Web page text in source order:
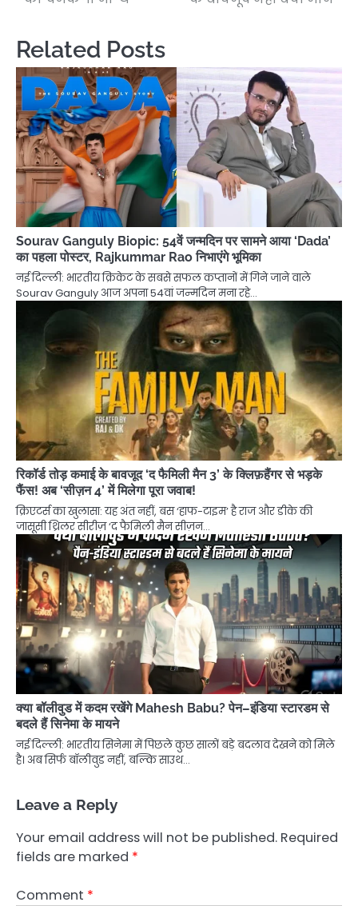
Related Posts
Sourav Ganguly Biopic: 54वें जन्मदिन पर सामने आया ‘Dada’
का पहला पोस्टर, Rajkummar Rao निभाएंगे भूमिका
नई दिल्ली: भारतीय क्रिकेट के सबसे सफल कप्तानों में गिने जाने वाले
Sourav Ganguly आज अपना 54वां जन्मदिन मना रहे…
रिकॉर्ड तोड़ कमाई के बावजूद ‘द फैमिली मैन 3’ के क्लिफ़हैंगर से भड़के
फैंस! अब ‘सीज़न 4’ में मिलेगा पूरा जवाब!
क्रिएटर्स का खुलासा: यह अंत नहीं, बस ‘हाफ-टाइम’ है राज और डीके की
जासूसी थ्रिलर सीरीज़ ‘द फैमिली मैन सीज़न…
क्या बॉलीवुड में कदम रखेंगे Mahesh Babu? पेन–इंडिया स्टारडम से
बदले हैं सिनेमा के मायने
नई दिल्ली: भारतीय सिनेमा में पिछले कुछ सालों बड़े बदलाव देखने को मिले
है। अब सिर्फ बॉलीवुड नहीं, बल्कि साउथ…
Leave a Reply
Your email address will not be published. Required
fields are marked *
Comment *